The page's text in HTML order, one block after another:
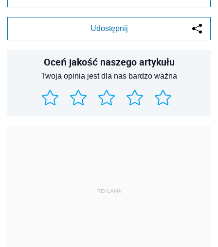
Udostępnij
Oceń jakość naszego artykułu
Twoja opinia jest dla nas bardzo ważna
REKLAMA